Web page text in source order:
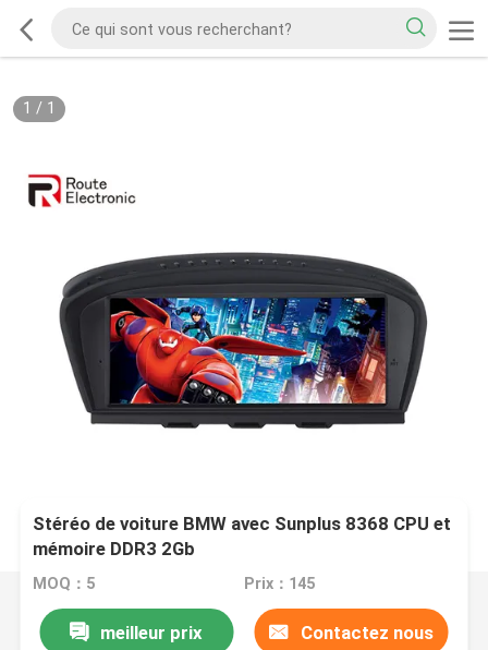
1 / 1
Stéréo de voiture BMW avec Sunplus 8368 CPU et
mémoire DDR3 2Gb
MOQ：5 Prix：145
meilleur prix Contactez nous